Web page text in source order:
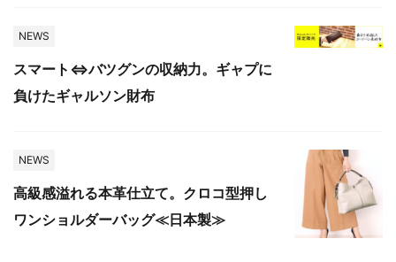
NEWS
スマート⇔バツグンの収納力。ギャプに
負けたギャルソン財布
NEWS
高級感溢れる本革仕立て。クロコ型押し
ワンショルダーバッグ≪日本製≫